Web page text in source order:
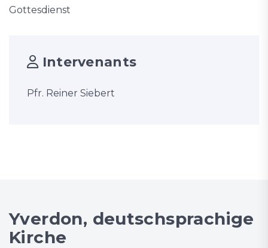
Gottesdienst
Intervenants
Pfr. Reiner Siebert
Yverdon, deutschsprachige
Kirche